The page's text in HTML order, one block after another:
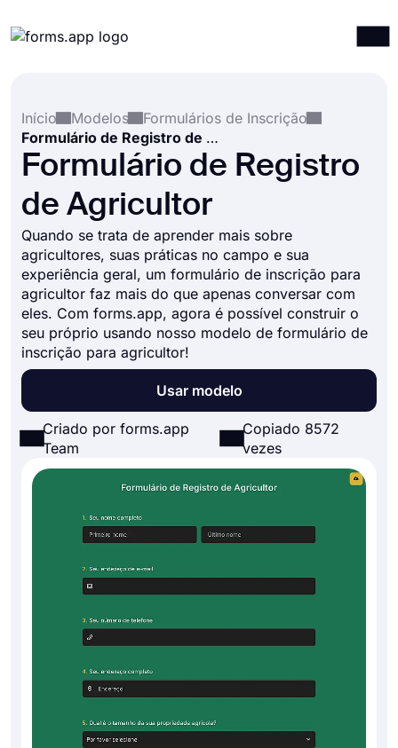
Integrações
Modelos
Recursos
Início
Modelos
Formulários de Inscrição
Formulário de Registro de Agricultor
Formulário de Registro
de Agricultor
Quando se trata de aprender mais sobre
agricultores, suas práticas no campo e sua
experiência geral, um formulário de inscrição para
agricultor faz mais do que apenas conversar com
eles. Com forms.app, agora é possível construir o
seu próprio usando nosso modelo de formulário de
inscrição para agricultor!
Usar modelo
Criado por forms.app
Team
Copiado 8572
vezes